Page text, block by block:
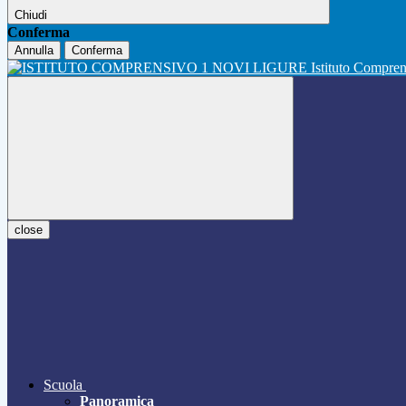
Chiudi
Conferma
Annulla Conferma
Istituto
close
Scuola
Panoramica